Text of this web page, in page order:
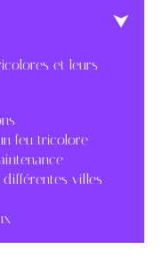
et leurs
feu tricolore
villes